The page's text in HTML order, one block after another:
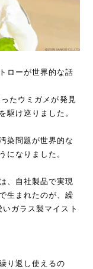
ローが世界的な話
たウミガメが発見
駆け巡りました。
染問題が世界的な
になりました。
、自社製品で実現
生まれたのが、繰
ガラス製マイスト
り返し使えるの